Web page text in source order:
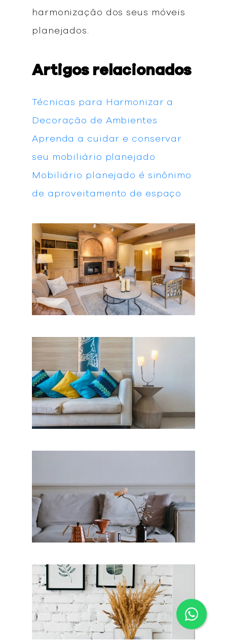
harmonização dos seus móveis
planejados.
Artigos relacionados
Técnicas para Harmonizar a
Decoração de Ambientes
Aprenda a cuidar e conservar
seu mobiliário planejado
Mobiliário planejado é sinônimo
de aproveitamento de espaço